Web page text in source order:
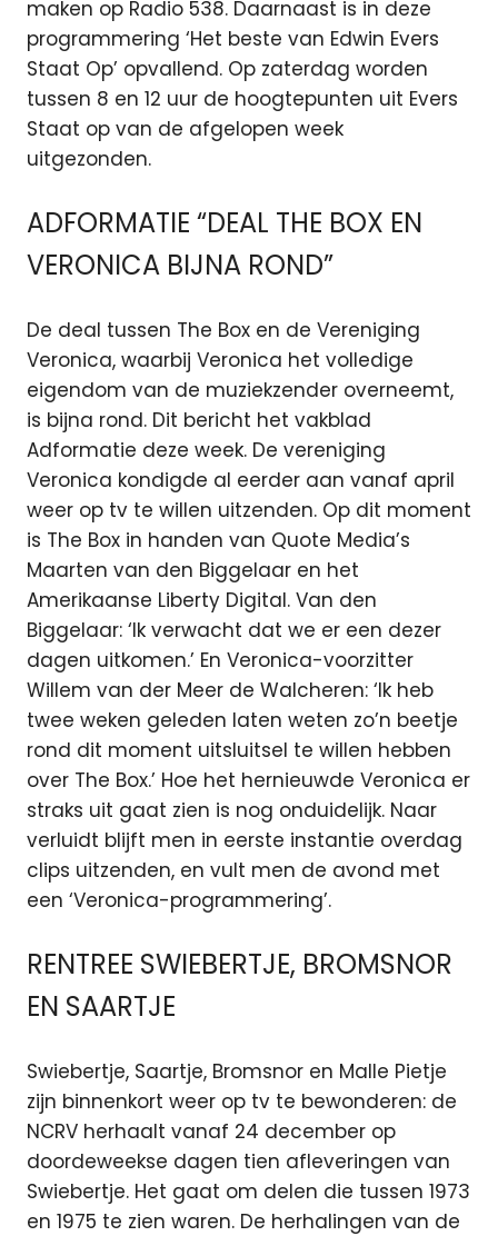
maken op Radio 538. Daarnaast is in deze
programmering ‘Het beste van Edwin Evers
Staat Op’ opvallend. Op zaterdag worden
tussen 8 en 12 uur de hoogtepunten uit Evers
Staat op van de afgelopen week
uitgezonden.
ADFORMATIE “DEAL THE BOX EN
VERONICA BIJNA ROND”
De deal tussen The Box en de Vereniging
Veronica, waarbij Veronica het volledige
eigendom van de muziekzender overneemt,
is bijna rond. Dit bericht het vakblad
Adformatie deze week. De vereniging
Veronica kondigde al eerder aan vanaf april
weer op tv te willen uitzenden. Op dit moment
is The Box in handen van Quote Media’s
Maarten van den Biggelaar en het
Amerikaanse Liberty Digital. Van den
Biggelaar: ‘Ik verwacht dat we er een dezer
dagen uitkomen.’ En Veronica-voorzitter
Willem van der Meer de Walcheren: ‘Ik heb
twee weken geleden laten weten zo’n beetje
rond dit moment uitsluitsel te willen hebben
over The Box.’ Hoe het hernieuwde Veronica er
straks uit gaat zien is nog onduidelijk. Naar
verluidt blijft men in eerste instantie overdag
clips uitzenden, en vult men de avond met
een ‘Veronica-programmering’.
RENTREE SWIEBERTJE, BROMSNOR
EN SAARTJE
Swiebertje, Saartje, Bromsnor en Malle Pietje
zijn binnenkort weer op tv te bewonderen: de
NCRV herhaalt vanaf 24 december op
doordeweekse dagen tien afleveringen van
Swiebertje. Het gaat om delen die tussen 1973
en 1975 te zien waren. De herhalingen van de